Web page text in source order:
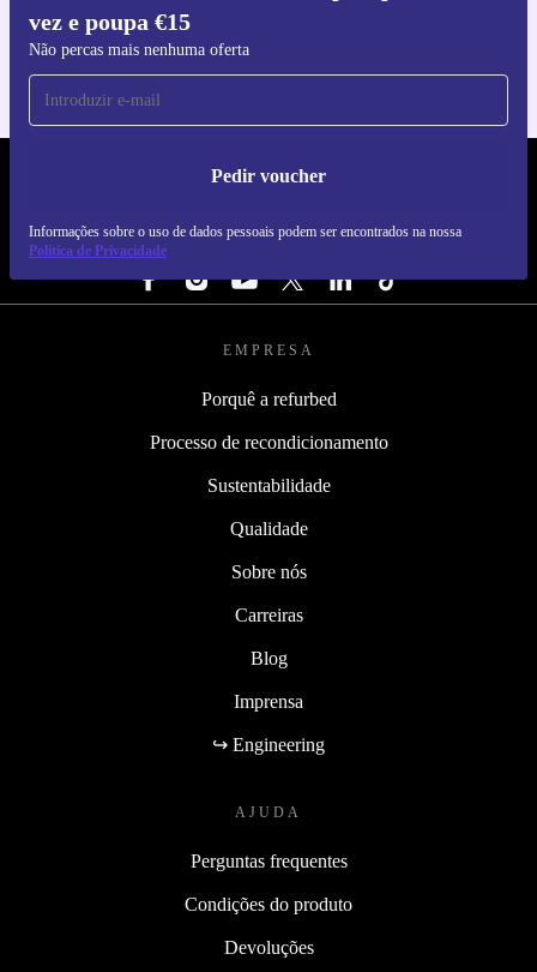
vez e poupa €15
Não percas mais nenhuma oferta
Pedir voucher
Informações sobre o uso de dados pessoais podem ser encontrados na nossa
Política de Privacidade
Para iOS e Android
REFURBED PORTUGAL - RETHINK NEW.
SEGUE-NOS
EMPRESA
Porquê a refurbed
Processo de recondicionamento
Sustentabilidade
Qualidade
Sobre nós
Carreiras
Blog
Imprensa
↪ Engineering
AJUDA
Perguntas frequentes
Condições do produto
Devoluções